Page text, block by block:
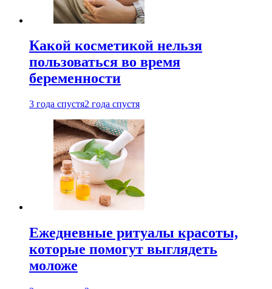
Какой косметикой нельзя
пользоваться во время
беременности
3 года спустя2 года спустя
Ежедневные ритуалы красоты,
которые помогут выглядеть
моложе